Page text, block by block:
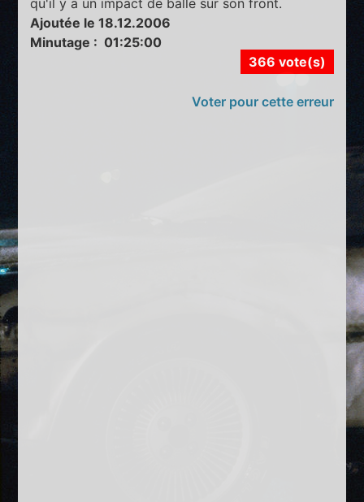
Ajoutée le 18.12.2006
Minutage : 01:25:00
366 vote(s)
Voter pour cette erreur